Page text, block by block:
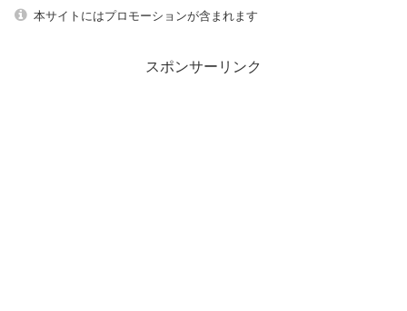
本サイトにはプロモーションが含まれます
スポンサーリンク